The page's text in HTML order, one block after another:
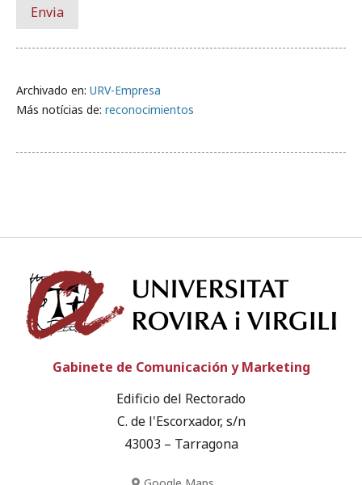
Archivado en: URV-Empresa
Más notícias de: reconocimientos
Gabinete de Comunicación y Marketing
Edificio del Rectorado
C. de l'Escorxador, s/n
43003 – Tarragona